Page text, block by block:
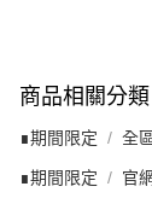
商品相關分
∎期間限定 全
∎期間限定 官